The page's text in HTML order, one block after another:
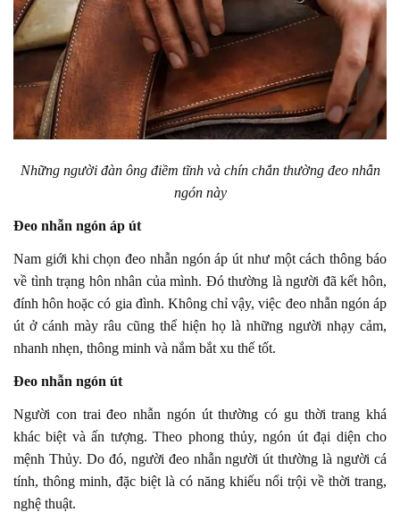
Những người đàn ông điềm tĩnh và chín chắn thường đeo nhẫn
ngón này
Đeo nhẫn ngón áp út
Nam giới khi chọn đeo nhẫn ngón áp út như một cách thông báo
về tình trạng hôn nhân của mình. Đó thường là người đã kết hôn,
đính hôn hoặc có gia đình. Không chỉ vậy, việc đeo nhẫn ngón áp
út ở cánh mày râu cũng thể hiện họ là những người nhạy cảm,
nhanh nhẹn, thông minh và nắm bắt xu thế tốt.
Đeo nhẫn ngón út
Người con trai đeo nhẫn ngón út thường có gu thời trang khá
khác biệt và ấn tượng. Theo phong thủy, ngón út đại diện cho
mệnh Thủy. Do đó, người đeo nhẫn người út thường là người cá
tính, thông minh, đặc biệt là có năng khiếu nổi trội về thời trang,
nghệ thuật.